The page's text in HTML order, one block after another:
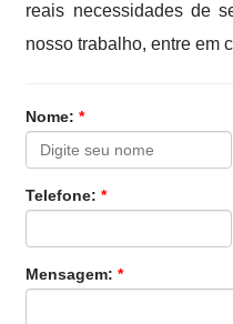
reais necessidades de
nosso trabalho, entre em
Nome:*
Telefone:*
Mensagem:*